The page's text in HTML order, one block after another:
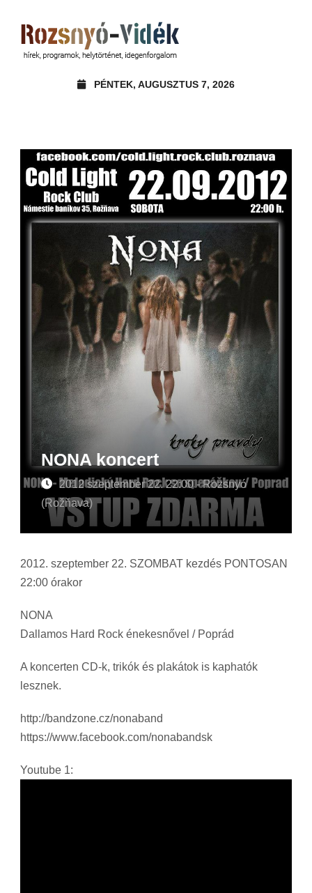
PÉNTEK, AUGUSZTUS 7, 2026
NONA koncert
2012 szeptember 22. 22:00 - Rozsnyó
(Rožňava)
2012. szeptember 22. SZOMBAT kezdés PONTOSAN
22:00 órakor
NONA
Dallamos Hard Rock énekesnővel / Poprád
A koncerten CD-k, trikók és plakátok is kaphatók
lesznek.
http://bandzone.cz/nonaband
https://www.facebook.com/nonabandsk
Youtube 1: